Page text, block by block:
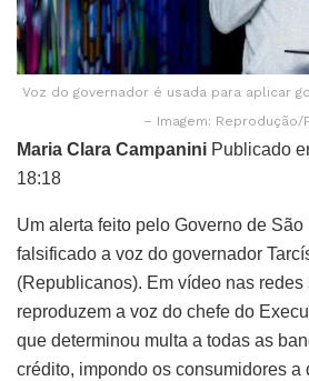
Voz do governador é usada para aplicar
– Imagem: Reprodução/
Maria Clara Campanini Publicado
18:18
Um alerta feito pelo Governo de
falsificado a voz do governador
(Republicanos). Em vídeo nas
reproduzem a voz do chefe do
que determinou multa a todas as
crédito, impondo os consumidores a